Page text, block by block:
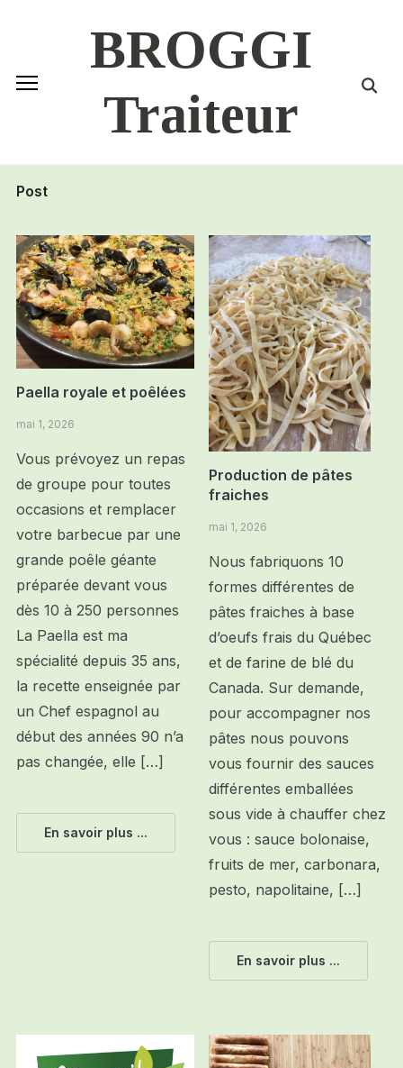
BROGGI
Traiteur
Post
Paella royale et poêlées
mai 1, 2026
Vous prévoyez un repas
de groupe pour toutes
occasions et remplacer
votre barbecue par une
grande poêle géante
préparée devant vous
dès 10 à 250 personnes
La Paella est ma
spécialité depuis 35 ans,
la recette enseignée par
un Chef espagnol au
début des années 90 n’a
pas changée, elle […]
En savoir plus ...
Production de pâtes
fraiches
mai 1, 2026
Nous fabriquons 10
formes différentes de
pâtes fraiches à base
d’oeufs frais du Québec
et de farine de blé du
Canada. Sur demande,
pour accompagner nos
pâtes nous pouvons
vous fournir des sauces
différentes emballées
sous vide à chauffer chez
vous : sauce bolonaise,
fruits de mer, carbonara,
pesto, napolitaine, […]
En savoir plus ...